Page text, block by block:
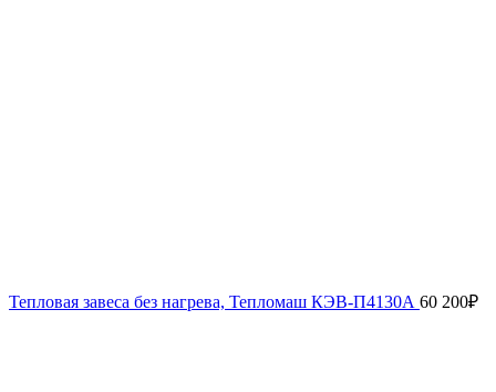
Тепловая завеса без нагрева, Тепломаш КЭВ-П4130А 60 200₽